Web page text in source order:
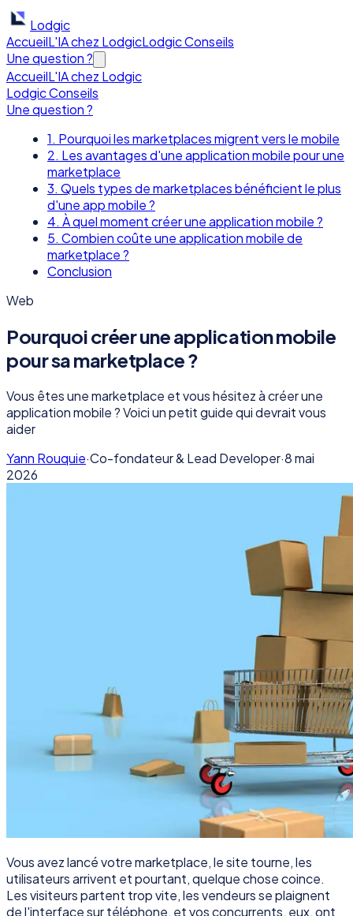
Lodgic
AccueilL'IA chez LodgicLodgic Conseils
Une question ?
AccueilL'IA chez Lodgic
Lodgic Conseils
Une question ?
1. Pourquoi les marketplaces migrent vers le mobile
2. Les avantages d'une application mobile pour une
marketplace
3. Quels types de marketplaces bénéficient le plus
d'une app mobile ?
4. À quel moment créer une application mobile ?
5. Combien coûte une application mobile de
marketplace ?
Conclusion
Web
Pourquoi créer une application mobile
pour sa marketplace ?
Vous êtes une marketplace et vous hésitez à créer une
application mobile ? Voici un petit guide qui devrait vous
aider
Yann Rouquie·Co-fondateur & Lead Developer·8 mai
2026
Vous avez lancé votre marketplace, le site tourne, les
utilisateurs arrivent et pourtant, quelque chose coince.
Les visiteurs partent trop vite, les vendeurs se plaignent
de l'interface sur téléphone, et vos concurrents, eux, ont